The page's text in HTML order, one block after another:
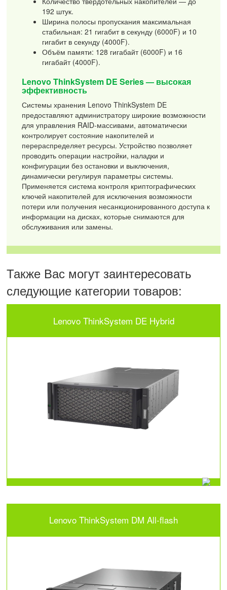
192 штук.
Ширина полосы пропускания максимальная
стабильная: 21 гигабит в секунду (6000F) и 10
гигабит в секунду (4000F).
Объём памяти: 128 гигабайт (6000F) и 16
гигабайт (4000F).
Lenovo ThinkSystem DE Series — высокая
эффективность
Системы хранения Lenovo ThinkSystem DE
предоставляют администратору широкие возможности
для управления RAID-массивами, автоматически
контролирует состояние накопителей и
перераспределяет ресурсы. Устройство позволяет
проводить операции настройки, наладки и
конфигурации без остановки и выключения,
динамически регулируя параметры системы.
Применяется система контроля криптографических
ключей накопителей для исключения возможности
потери или получения несанкционированного доступа к
информации на дисках, которые снимаются для
обслуживания или замены.
Также Вас могут заинтересовать
следующие категории товаров:
Lenovo ThinkSystem DE Hybrid
Lenovo ThinkSystem DM All-flash